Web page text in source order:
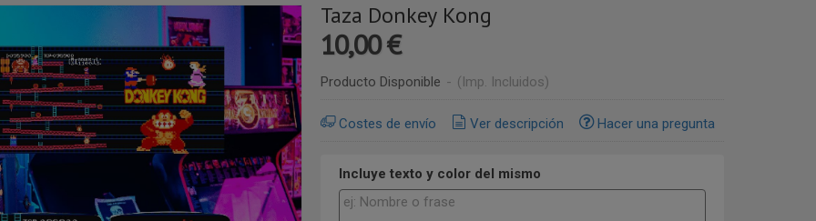
Taza Donkey Kong
10,00 €
Producto Disponible - (Imp. Incluidos)
Costes de envío Ver descripción Hacer una pregunta
Incluye texto y color del mismo